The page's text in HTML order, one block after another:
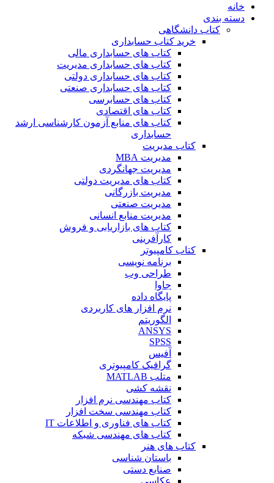
خانه
دسته بندی
کتاب دانشگاهی
خرید کتاب حسابداری
کتاب های حسابداری مالی
کتاب های حسابداری مدیریت
کتاب های حسابداری دولتی
کتاب های حسابداری صنعتی
کتاب های حسابرسی
کتاب های اقتصادی
کتاب های منابع آزمون کارشناسی ارشد
حسابداری
کتاب مدیریت
مدیریت MBA
مدیریت جهانگردی
کتاب های مدیریت دولتی
مدیریت بازرگانی
مدیریت صنعتی
مدیریت منابع انسانی
کتاب های بازاریابی و فروش
کارآفرینی
کتاب کامپیوتر
برنامه نویسی
طراحی وب
جاوا
پایگاه داده
نرم افزار های کاربردی
الگوریتم
ANSYS
SPSS
آفیس
گرافیک کامپیوتری
متلب MATLAB
نقشه کشی
کتاب مهندسی نرم افزار
کتاب مهندسی سخت افزار
کتاب های فناوری و اطلاعات IT
کتاب های مهندسی شبکه
کتاب های هنر
باستان شناسی
صنایع دستی
عکاسی